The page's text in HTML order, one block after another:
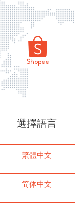
頁面無法顯示
登入
返回首頁
選擇語言
繁體中文
简体中文